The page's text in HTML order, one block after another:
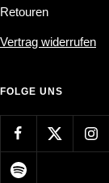
Retouren
Vertrag widerrufen
FOLGE UNS